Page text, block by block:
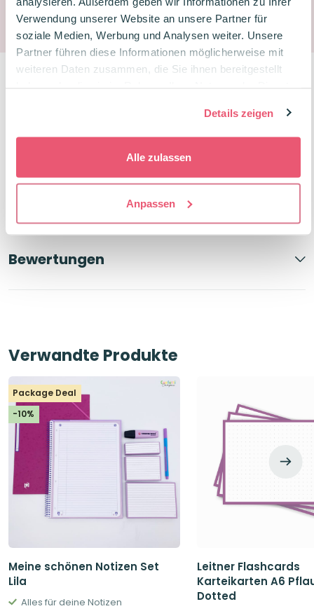
Verwendung unserer Website an unsere Partner für
soziale Medien, Werbung und Analysen weiter. Unsere
Partner führen diese Informationen möglicherweise mit
weiteren Daten zusammen, die Sie ihnen bereitgestellt
Details zeigen
Alle zulassen
Anpassen
Du sparst83Treuepunkte
Beschreibung
Bewertungen
Verwandte Produkte
Package Deal
-10%
Meine schönen Notizen Set
Lila
Alles für deine Notizen
Leitner Flashcards
Karteikarten A6
Dotted